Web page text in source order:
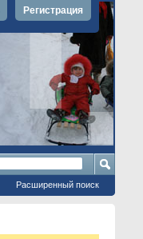
Регистрация
Расширенный поиск